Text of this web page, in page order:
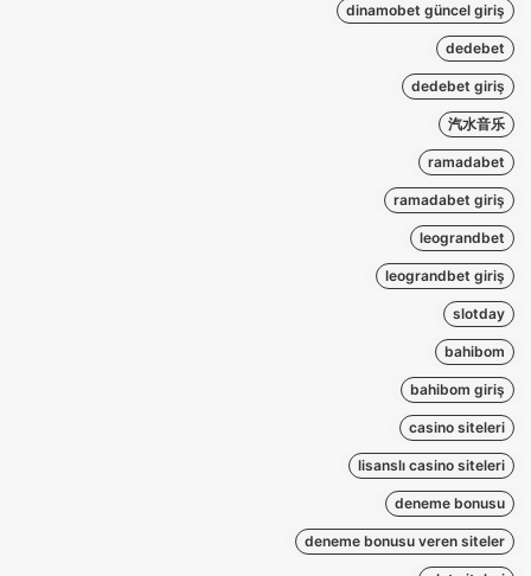
dinamobet güncel giriş
dedebet
dedebet giriş
汽水音乐
ramadabet
ramadabet giriş
leograndbet
leograndbet giriş
slotday
bahibom
bahibom giriş
casino siteleri
lisanslı casino siteleri
deneme bonusu
deneme bonusu veren siteler